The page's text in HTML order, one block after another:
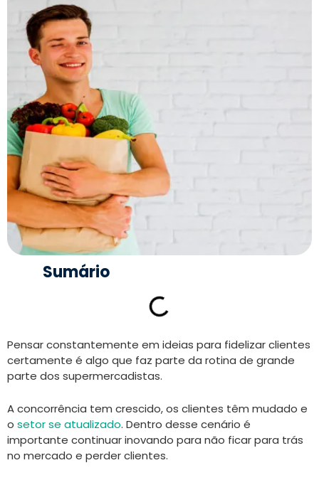
Sumário
Pensar constantemente em ideias para fidelizar clientes
certamente é algo que faz parte da rotina de grande
parte dos supermercadistas.
A concorrência tem crescido, os clientes têm mudado e
o setor se atualizado. Dentro desse cenário é
importante continuar inovando para não ficar para trás
no mercado e perder clientes.